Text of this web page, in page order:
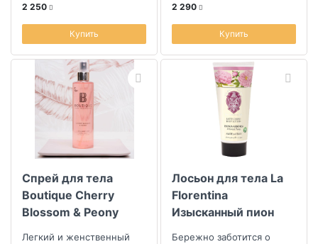
и сливы
2 250
Купить
2 290
Купить
Спрей для тела
Boutique Cherry
Blossom & Peony
Легкий и женственный
Лосьон для тела La
Florentina
Изысканный пион
Бережно заботится о